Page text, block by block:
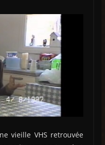
vieille VHS retrouvée